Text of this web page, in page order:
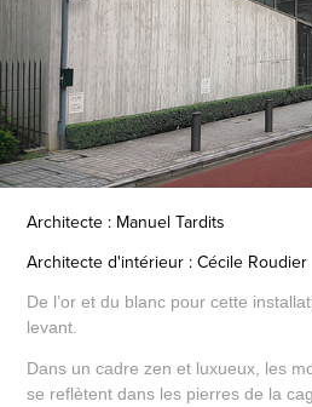
Architecte : Manuel Tardits
Architecte d'intérieur : Cécile Roudier
De l’or et du blanc pour cette
levant.
Dans un cadre zen et luxueux, les
se reflètent dans les pierres de la